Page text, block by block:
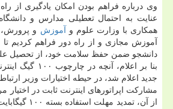
وی درباره فراهم بودن امكان یادگیری از
عنایت به احتمال تعطیلی مدارس و
همكاری با وزارت علوم و
آموزش و
آموزش مجازی و از راه دور فراهم كردیم تا
دانشجو ضمن حفظ سلامت خود، از تحصیل علم
بنا بر اعلام،
جدید اعلام شد، در حیطه اختیارات وزیر
مشاركت اپراتورهای اینترنت ثابت در اختیار
از آن، تمدید